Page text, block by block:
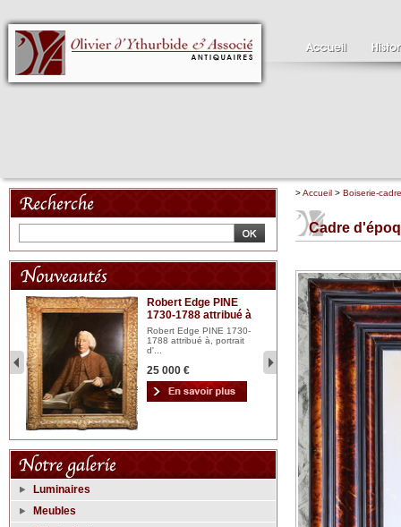
Robert Edge PINE
1730-1788 attribué à
Robert Edge PINE 1730-
1788 attribué à, portrait
d'...
25 000 €
Luminaires
Meubles
>Accueil > Boiserie-
Cadre